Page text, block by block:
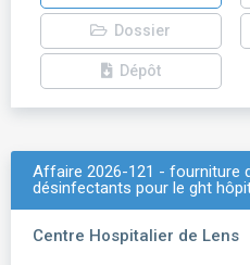
Dossier
Dépôt
Affaire 2026-121 - fourniture
désinfectants pour le ght
Centre Hospitalier de Lens